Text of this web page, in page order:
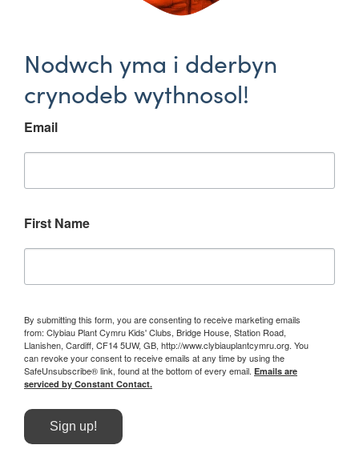
Nodwch yma i dderbyn
crynodeb wythnosol!
Email
First Name
By submitting this form, you are consenting to receive marketing emails
from: Clybiau Plant Cymru Kids' Clubs, Bridge House, Station Road,
Llanishen, Cardiff, CF14 5UW, GB, http://www.clybiauplantcymru.org. You
can revoke your consent to receive emails at any time by using the
SafeUnsubscribe® link, found at the bottom of every email. Emails are
serviced by Constant Contact.
Sign up!